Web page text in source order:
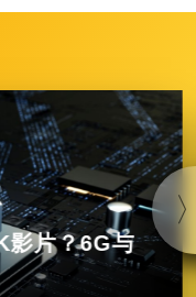
影片？6G与